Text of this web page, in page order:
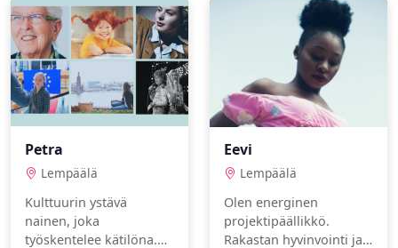
Petra
Lempäälä
Kulttuurin ystävä
nainen, joka
työskentelee kätilöna.
Eevi
Lempäälä
Olen energinen
projektipäällikkö.
Rakastan hyvinvointi ja